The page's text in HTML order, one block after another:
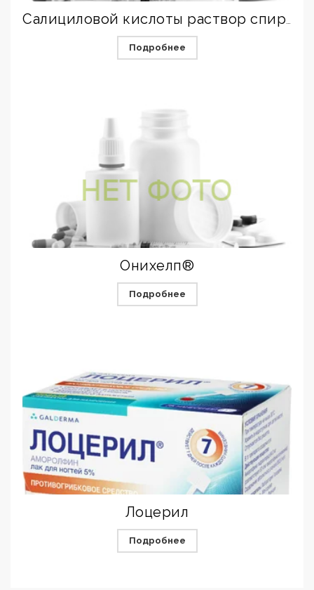
Подробнее
Онихелп®
Подробнее
Лоцерил
Подробнее